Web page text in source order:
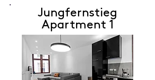
Jungfernstieg
Apartment 1